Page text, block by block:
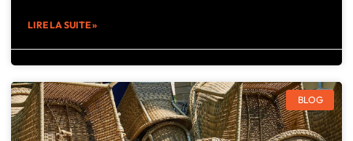
LIRE LA SUITE »
BLOG